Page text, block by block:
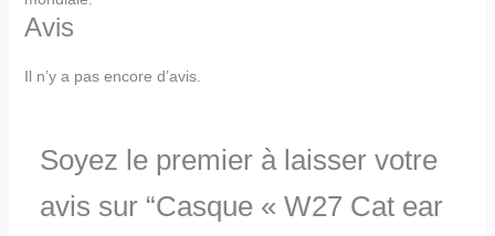
Avis
Il n’y a pas encore d’avis.
Soyez le premier à laisser votre
avis sur “Casque « W27 Cat ear